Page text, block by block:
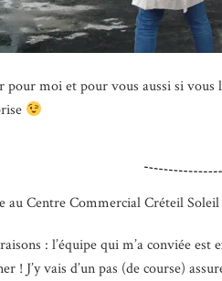
moi et pour vous aussi si vous
au Centre Commercial Créteil
: l’équipe qui m’a conviée est
! J’y vais d’un pas (de course)